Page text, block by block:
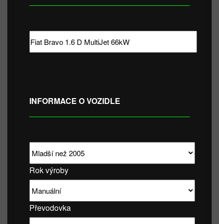
INFORMACE O VOZIDLE
Rok výroby
Převodovka